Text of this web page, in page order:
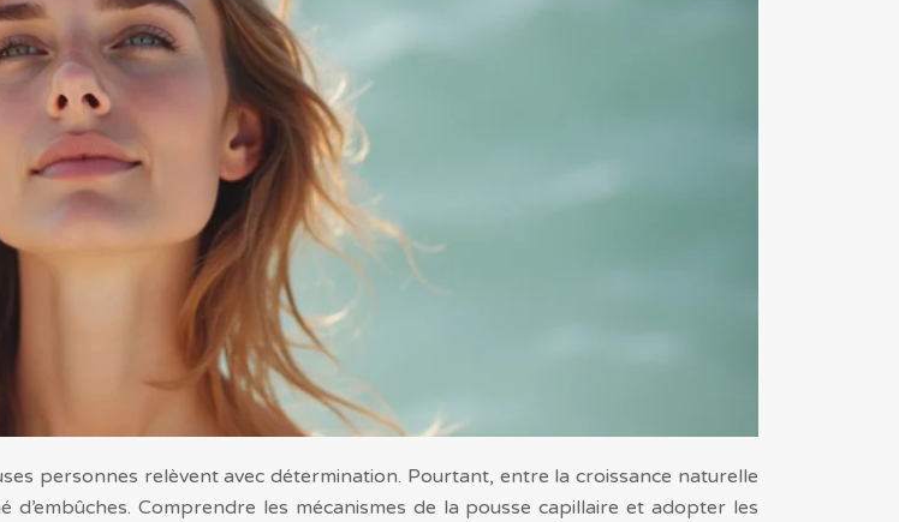
personnes relèvent avec détermination. Pourtant, entre la croissance naturelle
Comprendre les mécanismes de la pousse capillaire et adopter les